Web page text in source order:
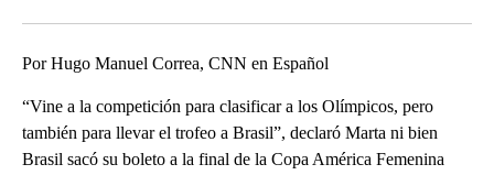
Por Hugo Manuel Correa, CNN en Español
“Vine a la competición para clasificar a los Olímpicos, pero
también para llevar el trofeo a Brasil”, declaró Marta ni bien
Brasil sacó su boleto a la final de la Copa América Femenina